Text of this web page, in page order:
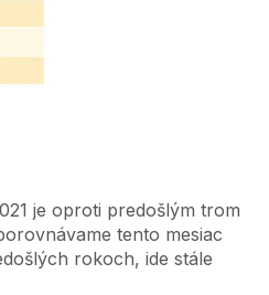
je oproti predošlým trom
tento mesiac
rokoch, ide stále